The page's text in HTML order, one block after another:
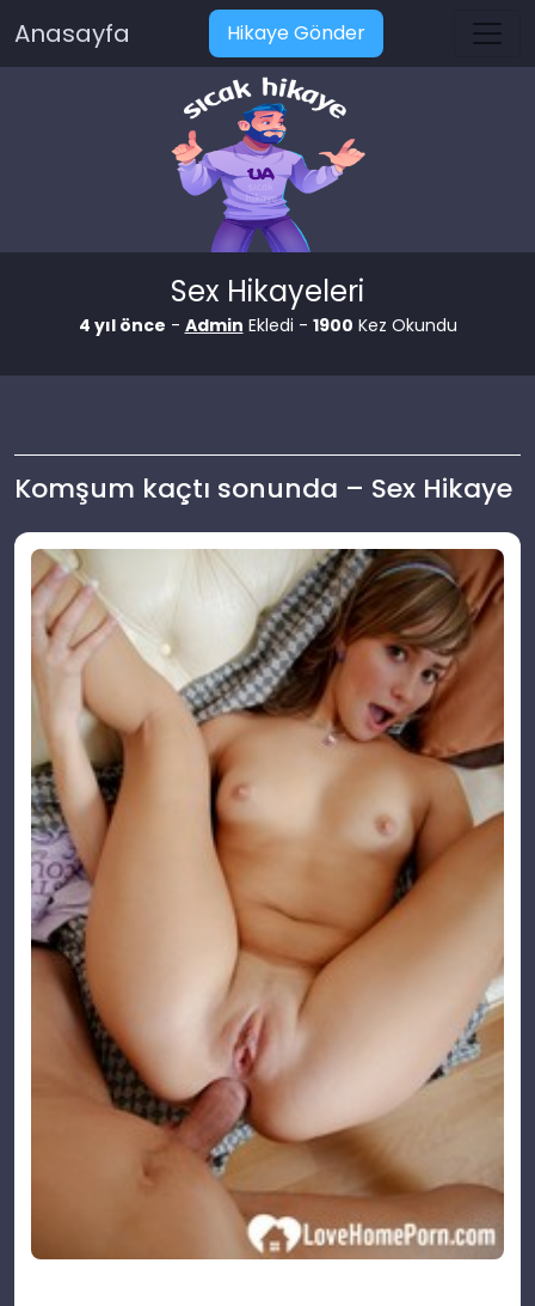
Anasayfa Hikaye Gönder
Sex Hikayeleri
4 yıl önce - Admin Ekledi - 1900 Kez Okundu
Komşum kaçtı sonunda – Sex Hikaye